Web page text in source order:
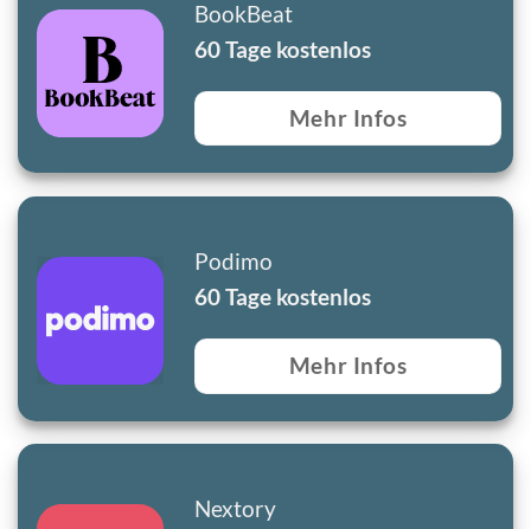
BookBeat
60 Tage kostenlos
Mehr Infos
Podimo
60 Tage kostenlos
Mehr Infos
Nextory